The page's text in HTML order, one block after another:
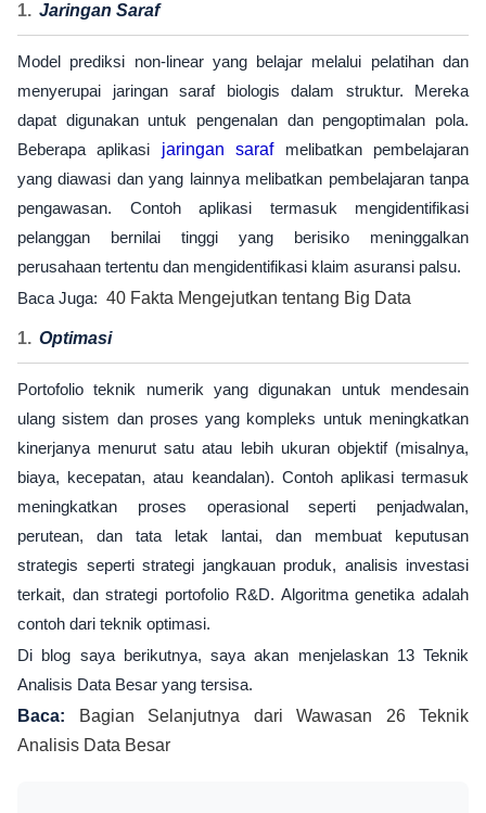
Jaringan Saraf
Model prediksi non-linear yang belajar melalui pelatihan dan
menyerupai jaringan saraf biologis dalam struktur. Mereka
dapat digunakan untuk pengenalan dan pengoptimalan pola.
Beberapa aplikasi jaringan sarafmelibatkan pembelajaran
yang diawasi dan yang lainnya melibatkan pembelajaran tanpa
pengawasan. Contoh aplikasi termasuk mengidentifikasi
pelanggan bernilai tinggi yang berisiko meninggalkan
perusahaan tertentu dan mengidentifikasi klaim asuransi palsu.
Baca Juga: 40 Fakta Mengejutkan tentang Big Data
Optimasi
Portofolio teknik numerik yang digunakan untuk mendesain
ulang sistem dan proses yang kompleks untuk meningkatkan
kinerjanya menurut satu atau lebih ukuran objektif (misalnya,
biaya, kecepatan, atau keandalan). Contoh aplikasi termasuk
meningkatkan proses operasional seperti penjadwalan,
perutean, dan tata letak lantai, dan membuat keputusan
strategis seperti strategi jangkauan produk, analisis investasi
terkait, dan strategi portofolio R&D. Algoritma genetika adalah
contoh dari teknik optimasi.
Di blog saya berikutnya, saya akan menjelaskan 13 Teknik
Analisis Data Besar yang tersisa.
Baca:
Bagian Selanjutnya dari Wawasan 26 Teknik
Analisis Data Besar